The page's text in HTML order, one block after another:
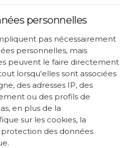
personnelles
pas nécessairement
personnelles, mais
peuvent le faire directement
lorsqu'elles sont associées
des adresses IP, des
ou des profils de
en plus de la
sur les cookies, la
des données